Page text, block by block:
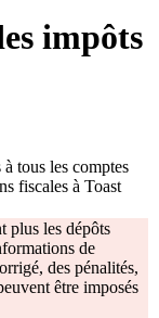
impôts
tous les comptes
fiscales à Toast
plus les dépôts
de
des pénalités,
être imposés